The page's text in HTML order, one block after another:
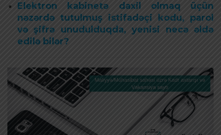
Elektron kabinetə daxil olmaq üçün
nəzərdə tutulmuş istifadəçi kodu, parol
və şifrə unudulduqda, yenisi necə əldə
edilə bilər?